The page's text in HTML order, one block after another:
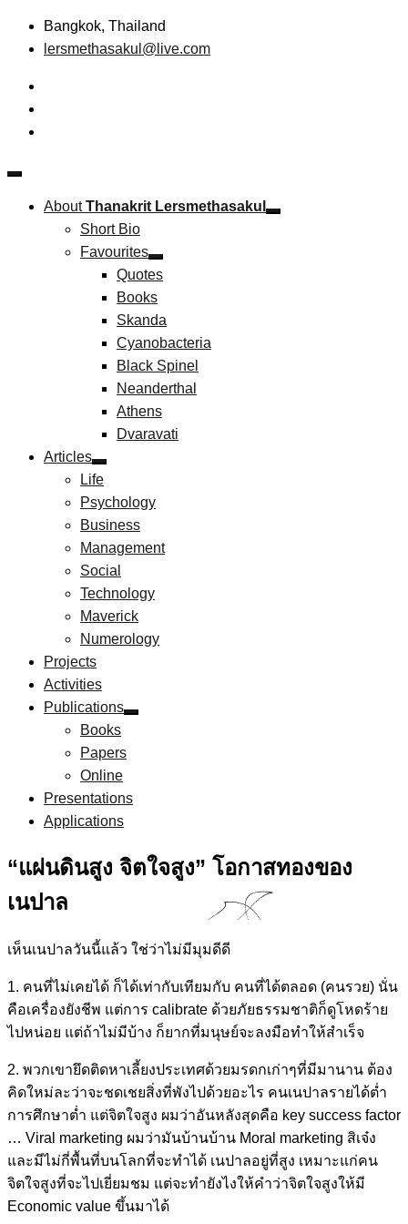
Skip
Bangkok, Thailand
lersmethasakul@live.com
Thanakrit Lersmethasakul
Technopreneurship
AboutThanakrit Lersmethasakul
Short Bio
Favourites
Quotes
Books
Skanda
Cyanobacteria
Black Spinel
Neanderthal
Athens
Dvaravati
Articles
Life
Psychology
Business
Management
Social
Technology
Maverick
Numerology
Projects
Activities
Publications
Books
Papers
Online
Presentations
Applications
“แผ่นดินสูง จิตใจสูง” โอกาสทองของ
เนปาล
เห็นเนปาลวันนี้แล้ว ใช่ว่าไม่มีมุมดีดี
1. คนที่ไม่เคยได้ ก็ได้เท่ากับเทียมกับ คนที่ได้ตลอด (คนรวย) นั่น
คือเครื่องยังชีพ แต่การ calibrate ด้วยภัยธรรมชาติก็ดูโหดร้าย
ไปหน่อย แต่ถ้าไม่มีบ้าง ก็ยากที่มนุษย์จะลงมือทำให้สำเร็จ
2. พวกเขายึดติดหาเลี้ยงประเทศด้วยมรดกเก่าๆที่มีมานาน ต้อง
คิดใหม่ละว่าจะชดเชยสิ่งที่พังไปด้วยอะไร คนเนปาลรายได้ต่ำ
การศึกษาต่ำ แต่จิตใจสูง ผมว่าอันหลังสุดคือ key success factor
… Viral marketing ผมว่ามันบ้านบ้าน Moral marketing สิเจ๋ง
และมีไม่กี่พื้นที่บนโลกที่จะทำได้ เนปาลอยู่ที่สูง เหมาะแก่คน
จิตใจสูงที่จะไปเยี่ยมชม แต่จะทำยังไงให้คำว่าจิตใจสูงให้มี
Economic value ขึ้นมาได้